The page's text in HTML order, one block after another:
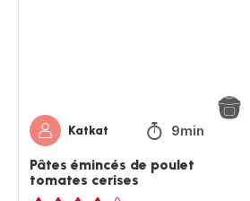
Katkat 9min
Pâtes émincés de poulet
tomates cerises